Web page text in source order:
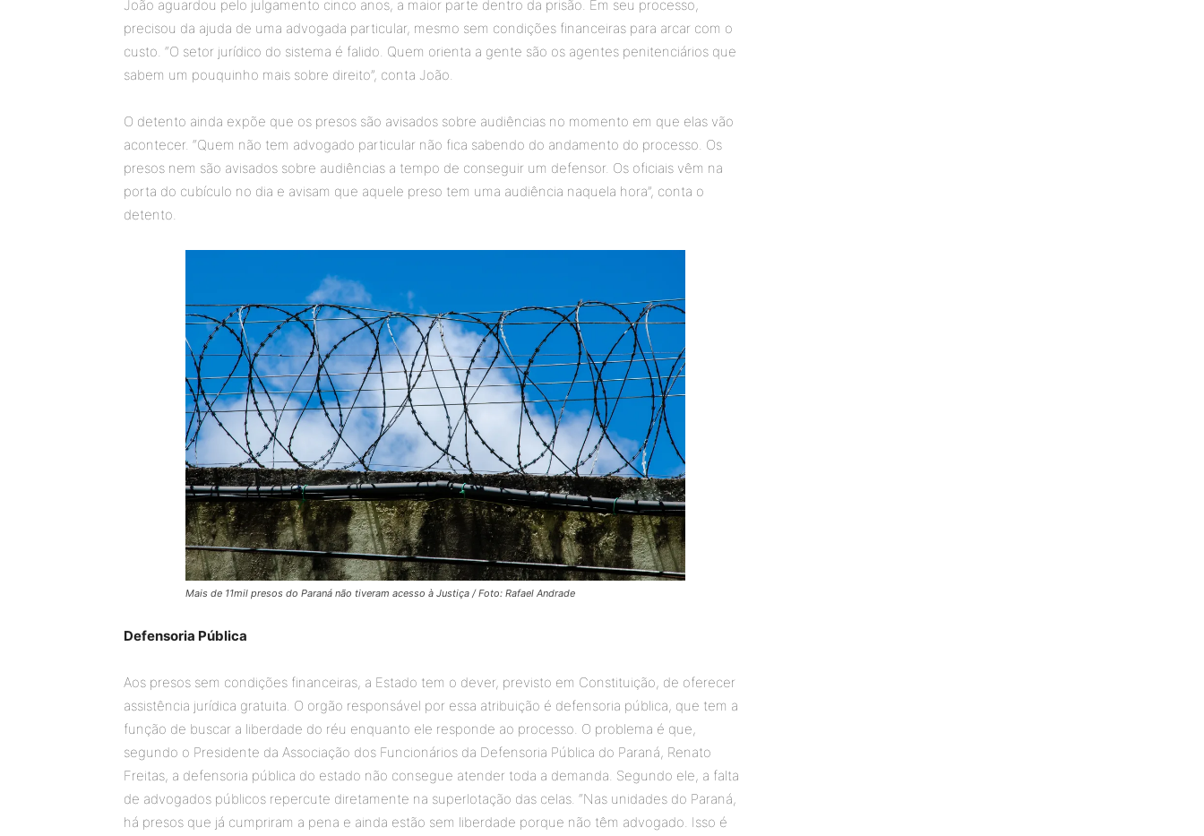
João aguardou pelo julgamento cinco anos, a maior parte dentro da prisão. Em seu processo,
precisou da ajuda de uma advogada particular, mesmo sem condições financeiras para arcar com o
custo. “O setor jurídico do sistema é falido. Quem orienta a gente são os agentes penitenciários que
sabem um pouquinho mais sobre direito”, conta João.
O detento ainda expõe que os presos são avisados sobre audiências no momento em que elas vão
acontecer. “Quem não tem advogado particular não fica sabendo do andamento do processo. Os
presos nem são avisados sobre audiências a tempo de conseguir um defensor. Os oficiais vêm na
porta do cubículo no dia e avisam que aquele preso tem uma audiência naquela hora”, conta o
detento.
Mais de 11mil presos do Paraná não tiveram acesso à Justiça / Foto: Rafael Andrade
Defensoria Pública
Aos presos sem condições financeiras, a Estado tem o dever, previsto em Constituição, de oferecer
assistência jurídica gratuita. O orgão responsável por essa atribuição é defensoria pública, que tem a
função de buscar a liberdade do réu enquanto ele responde ao processo. O problema é que,
segundo o Presidente da Associação dos Funcionários da Defensoria Pública do Paraná, Renato
Freitas, a defensoria pública do estado não consegue atender toda a demanda. Segundo ele, a falta
de advogados públicos repercute diretamente na superlotação das celas. “Nas unidades do Paraná,
há presos que já cumpriram a pena e ainda estão sem liberdade porque não têm advogado. Isso é